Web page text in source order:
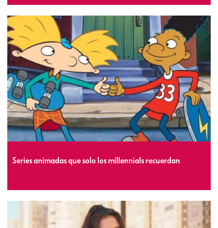
Series animadas que solo los millennials recuerdan